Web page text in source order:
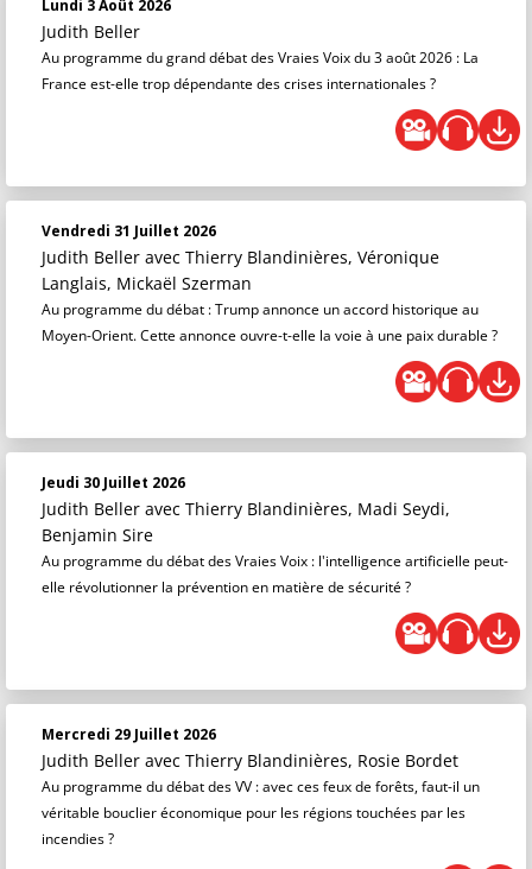
Lundi 3 Août 2026
Judith Beller
Au programme du grand débat des Vraies Voix du 3 août 2026 : La
France est-elle trop dépendante des crises internationales ?
Vendredi 31 Juillet 2026
Judith Beller avec Thierry Blandinières, Véronique
Langlais, Mickaël Szerman
Au programme du débat : Trump annonce un accord historique au
Moyen-Orient. Cette annonce ouvre-t-elle la voie à une paix durable ?
Jeudi 30 Juillet 2026
Judith Beller avec Thierry Blandinières, Madi Seydi,
Benjamin Sire
Au programme du débat des Vraies Voix : l'intelligence artificielle peut-
elle révolutionner la prévention en matière de sécurité ?
Mercredi 29 Juillet 2026
Judith Beller avec Thierry Blandinières, Rosie Bordet
Au programme du débat des VV : avec ces feux de forêts, faut-il un
véritable bouclier économique pour les régions touchées par les
incendies ?